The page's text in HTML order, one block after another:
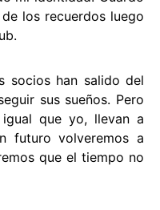
los recuerdos luego
socios han salido del
sus sueños. Pero
que yo, llevan a
futuro volveremos a
que el tiempo no